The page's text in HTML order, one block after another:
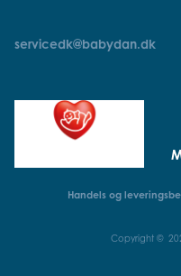
servicedk@babydan.dk
Handels og
Copyright ©